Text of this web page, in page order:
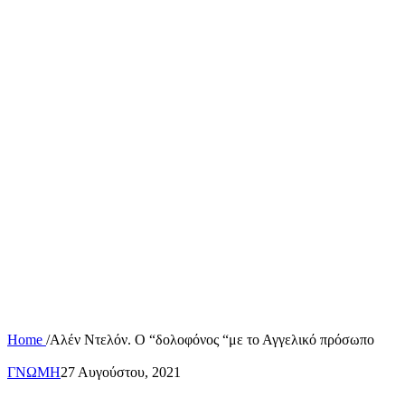
Home /Αλέν Ντελόν. Ο “δολοφόνος “με το Αγγελικό πρόσωπο
ΓΝΩΜΗ27 Αυγούστου, 2021